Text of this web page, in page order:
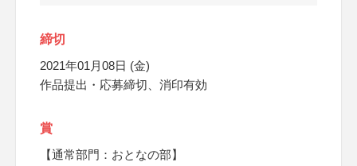
締切
2021年01月08日 (金)
作品提出・応募締切、消印有効
賞
【通常部門：おとなの部】